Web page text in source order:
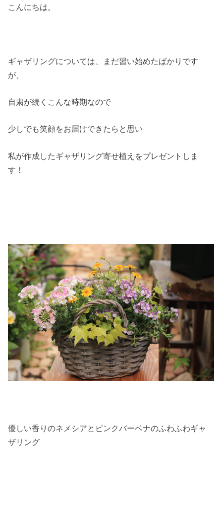
こんにちは。
ギャザリングについては、まだ習い始めたばかりです
が、
自粛が続くこんな時期なので
少しでも笑顔をお届けできたらと思い
私が作成したギャザリング寄せ植えをプレゼントしま
す！
優しい香りのネメシアとピンクバーベナのふわふわギャ
ザリング